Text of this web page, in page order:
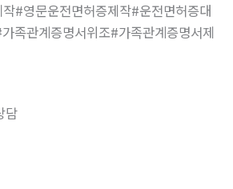
#영문운전면허증제작#운전면허증대
족관계증명서위조#가족관계증명서제
담